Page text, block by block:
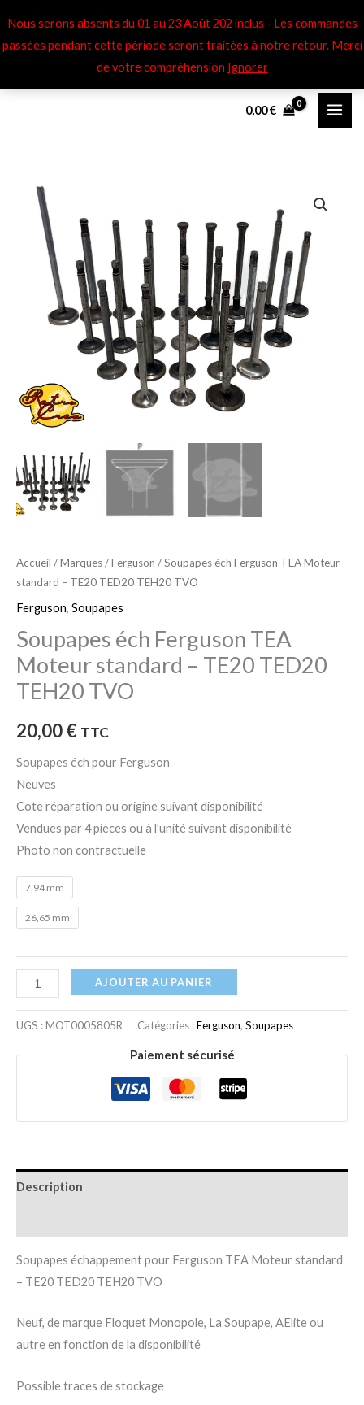
Nous serons absents du 01 au 23 Août 202 inclus - Les commandes
passées pendant cette période seront traitées à notre retour​. Merci
de votre compréhension Ignorer
au
contenu
0,00€
Accueil /Marques/Ferguson / Soupapes éch Ferguson TEA Moteur
standard – TE20 TED20 TEH20 TVO
Ferguson, Soupapes
Soupapes éch Ferguson TEA
Moteur standard – TE20 TED20
TEH20 TVO
20,00€ TTC
Soupapes éch pour Ferguson
Neuves
Cote réparation ou origine suivant disponibilité
Vendues par 4 pièces ou à l’unité suivant disponibilité
Photo non contractuelle
7,94 mm
26,65 mm
quantité
Soupapes
Ferguson
Moteur
TE20
TED20
TEH20
TVO
AJOUTER AU PANIER
UGS :MOT0005805R Catégories :Ferguson, Soupapes
Paiement sécurisé
Description
Soupapes échappement pour Ferguson TEA Moteur standard
– TE20 TED20 TEH20 TVO
Neuf, de marque Floquet Monopole, La Soupape, AElite ou
autre en fonction de la disponibilité
Possible traces de stockage